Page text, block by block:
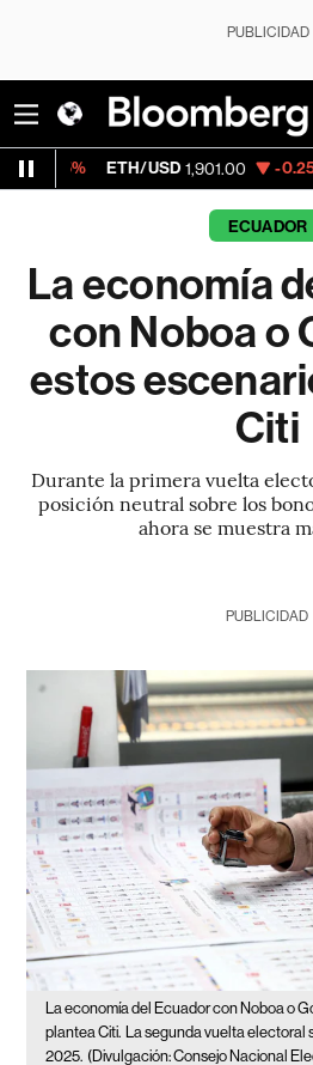
PUBLICIDAD
ETH/USD 1,901.00 -0.25% Visa
ECUADOR
La economía
con Noboa o
estos
Citi
Durante la primera vuelta
posición neutral sobre los
ahora se muestra
PUBLICIDAD
La economía del Ecuador con Noboa o
plantea Citi. La segunda vuelta electoral
2025. (Divulgación: Consejo Nacional